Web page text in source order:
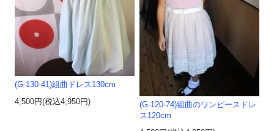
(G-130-41)組曲ドレス130cm
4,500円(税込4,950円)
(G-120-74)組曲のワンピースドレ
ス120cm